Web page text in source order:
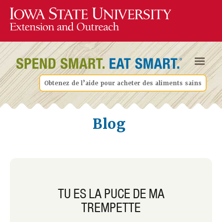
Obtenez de l’aide pour acheter des aliments sains
Blog
TU ES LA PUCE DE MA
TREMPETTE